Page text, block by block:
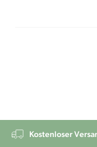
Kostenloser